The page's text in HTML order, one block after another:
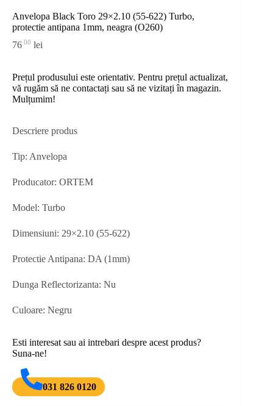
Anvelopa Black Toro 29×2.10 (55-622) Turbo,
protectie antipana 1mm, neagra (O260)
76 00 lei
Prețul produsului este orientativ. Pentru prețul actualizat,
vă rugăm să ne contactați sau să ne vizitați în magazin.
Mulțumim!
Descriere produs
Tip: Anvelopa
Producator: ORTEM
Model: Turbo
Dimensiuni: 29×2.10 (55-622)
Protectie Antipana: DA (1mm)
Dunga Reflectorizanta: Nu
Culoare: Negru
Esti interesat sau ai intrebari despre acest produs?
Suna-ne!
031 826 0120